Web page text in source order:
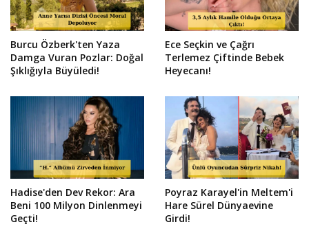
Burcu Özberk'ten Yaza
Damga Vuran Pozlar: Doğal
Şıklığıyla Büyüledi!
Ece Seçkin ve Çağrı
Terlemez Çiftinde Bebek
Heyecanı!
Hadise'den Dev Rekor: Ara
Beni 100 Milyon Dinlenmeyi
Geçti!
Poyraz Karayel'in Meltem'i
Hare Sürel Dünyaevine
Girdi!